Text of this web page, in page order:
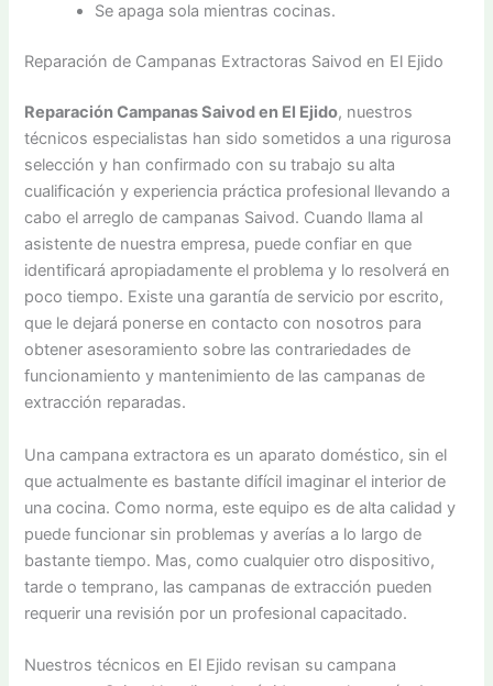
Se apaga sola mientras cocinas.
Reparación de Campanas Extractoras Saivod en El Ejido
Reparación Campanas Saivod en El Ejido, nuestros
técnicos especialistas han sido sometidos a una rigurosa
selección y han confirmado con su trabajo su alta
cualificación y experiencia práctica profesional llevando a
cabo el arreglo de campanas Saivod. Cuando llama al
asistente de nuestra empresa, puede confiar en que
identificará apropiadamente el problema y lo resolverá en
poco tiempo. Existe una garantía de servicio por escrito,
que le dejará ponerse en contacto con nosotros para
obtener asesoramiento sobre las contrariedades de
funcionamiento y mantenimiento de las campanas de
extracción reparadas.
Una campana extractora es un aparato doméstico, sin el
que actualmente es bastante difícil imaginar el interior de
una cocina. Como norma, este equipo es de alta calidad y
puede funcionar sin problemas y averías a lo largo de
bastante tiempo. Mas, como cualquier otro dispositivo,
tarde o temprano, las campanas de extracción pueden
requerir una revisión por un profesional capacitado.
Nuestros técnicos en El Ejido revisan su campana